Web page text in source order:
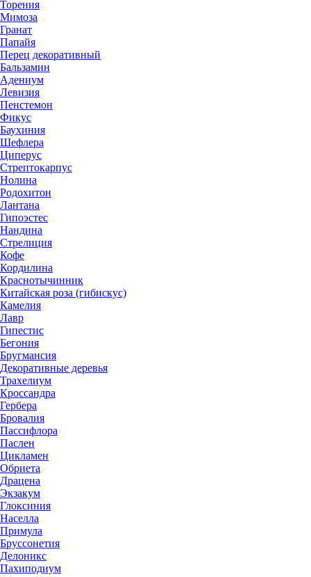
Торения
Мимоза
Гранат
Папайя
Перец декоративный
Бальзамин
Адениум
Левизия
Пенстемон
Фикус
Баухиния
Шефлера
Циперус
Стрептокарпус
Нолина
Родохитон
Лантана
Гипоэстес
Нандина
Стрелиция
Кофе
Кордилина
Краснотычинник
Китайская роза (гибискус)
Камелия
Лавр
Гипестис
Бегония
Бругмансия
Декоративные деревья
Трахелиум
Кроссандра
Гербера
Бровалия
Пассифлора
Паслен
Цикламен
Обриета
Драцена
Экзакум
Глоксиния
Населла
Примула
Бруссонетия
Делоникс
Пахиподиум